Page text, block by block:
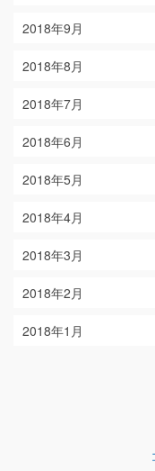
2018年9月
2018年8月
2018年7月
2018年6月
2018年5月
2018年4月
2018年3月
2018年2月
2018年1月